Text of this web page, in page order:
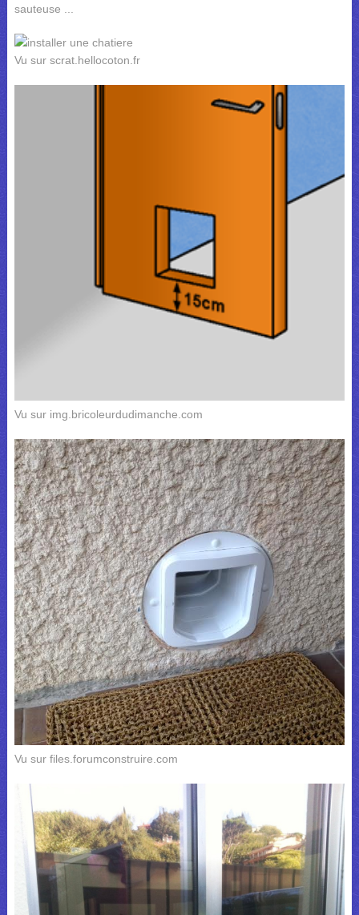
sauteuse ...
Vu sur scrat.hellocoton.fr
Vu sur img.bricoleurdudimanche.com
Vu sur files.forumconstruire.com